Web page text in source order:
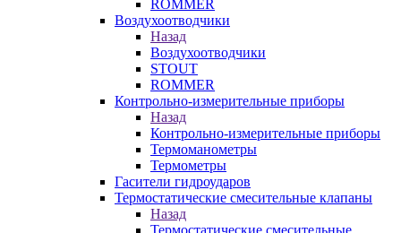
ROMMER
Воздухоотводчики
Назад
Воздухоотводчики
STOUT
ROMMER
Контрольно-измерительные приборы
Назад
Контрольно-измерительные приборы
Термоманометры
Термометры
Гасители гидроударов
Термостатические смесительные клапаны
Назад
Термостатические смесительные